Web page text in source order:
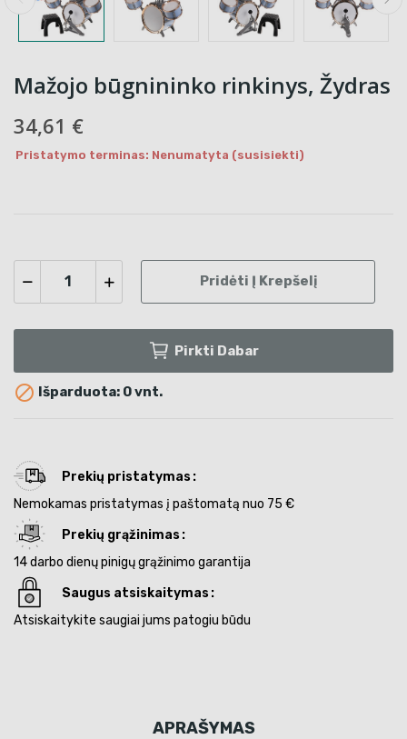
Mažojo būgnininko rinkinys, Žydras
34,61 €
Pristatymo terminas: Nenumatyta (susisiekti)
Pridėti Į Krepšelį
Pirkti Dabar
 Išparduota: 0 vnt.
Prekių pristatymas
Nemokamas pristatymas į paštomatą nuo 75 €
Prekių grąžinimas
14 darbo dienų pinigų grąžinimo garantija
Saugus atsiskaitymas
Atsiskaitykite saugiai jums patogiu būdu
APRAŠYMAS